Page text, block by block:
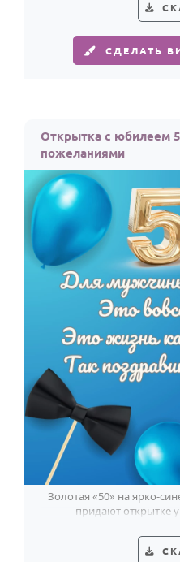
СДЕЛАТЬ
Открытка с юбилеем
пожеланиями
Золотая «50» на ярко-
придают открытке